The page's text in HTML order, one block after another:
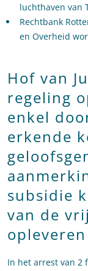
luchthaven van
Rechtbank
en Overheid
Hof van
regeling
enkel
erkende
subsidie
van de
opleveren
In het arrest van 2